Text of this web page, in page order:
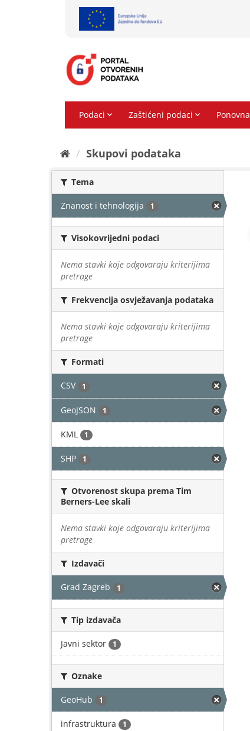
Skupovi podаtаkа
Tema
Znanost i tehnologija 1
Visokovrijedni podaci
Nema stavki koje odgovaraju kriterijima
pretrage
Frekvencija osvježavanja podataka
Nema stavki koje odgovaraju kriterijima
pretrage
Formati
CSV 1
GeoJSON 1
KML 1
SHP 1
Otvorenost skupa prema Tim
Berners-Lee skali
Nema stavki koje odgovaraju kriterijima
pretrage
Izdavači
Grad Zagreb 1
Tip izdavača
Javni sektor 1
Oznake
GeoHub 1
infrastruktura 1